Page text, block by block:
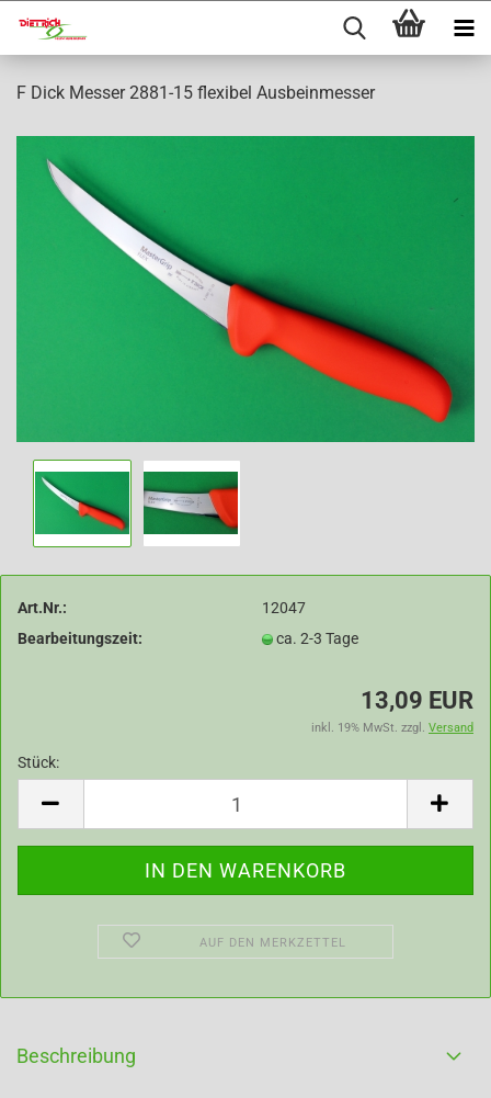
F Dick Messer 2881-15 flexibel Ausbeinmesser
Art.Nr.:
12047
Bearbeitungszeit:
ca. 2-3 Tage
13,09 EUR
inkl. 19% MwSt. zzgl. Versand
Stück:
AUF DEN MERKZETTEL
Beschreibung